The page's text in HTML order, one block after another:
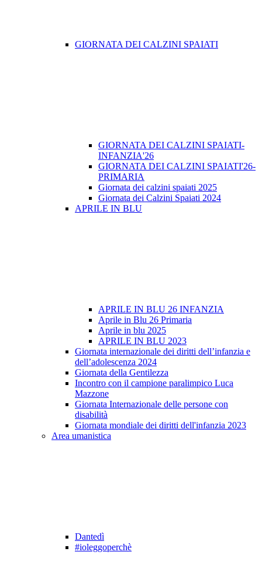
GIORNATA DEI CALZINI SPAIATI
GIORNATA DEI CALZINI SPAIATI-
INFANZIA'26
GIORNATA DEI CALZINI SPAIATI'26-
PRIMARIA
Giornata dei calzini spaiati 2025
Giornata dei Calzini Spaiati 2024
APRILE IN BLU
APRILE IN BLU 26 INFANZIA
Aprile in Blu 26 Primaria
Aprile in blu 2025
APRILE IN BLU 2023
Giornata internazionale dei diritti dell’infanzia e
dell’adolescenza 2024
Giornata della Gentilezza
Incontro con il campione paralimpico Luca
Mazzone
Giornata Internazionale delle persone con
disabilità
Giornata mondiale dei diritti dell'infanzia 2023
Area umanistica
Dantedì
#ioleggoperchè